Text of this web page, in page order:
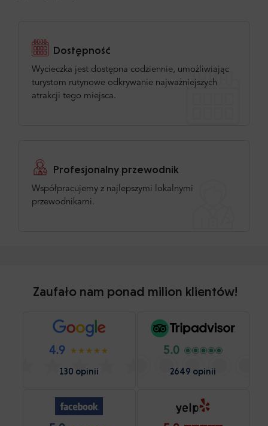
Dostępność
Wycieczka jest dostępna codziennie, umożliwiając
turystom rutynowe odkrywanie najważniejszych
atrakcji tego miejsca.
Profesjonalny przewodnik
Współpracujemy z najlepszymi lokalnymi
przewodnikami.
Zaufało nam ponad milion klientów!
4.9
130 opinii
5.0
2649 opinii